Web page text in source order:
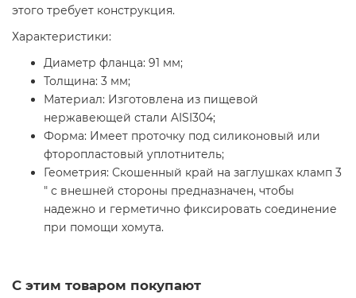
этого требует конструкция.
Характеристики:
Диаметр фланца: 91 мм;
Толщина: 3 мм;
Материал: Изготовлена из пищевой
нержавеющей стали AISI304;
Форма: Имеет проточку под силиконовый или
фторопластовый уплотнитель;
Геометрия: Скошенный край на заглушках кламп 3
" с внешней стороны предназначен, чтобы
надежно и герметично фиксировать соединение
при помощи хомута.
С этим товаром покупают